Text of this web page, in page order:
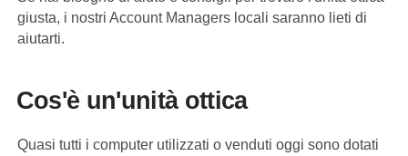
giusta, i nostri Account Managers locali saranno lieti di
aiutarti.
Cos'è un'unità ottica
Quasi tutti i computer utilizzati o venduti oggi sono dotati